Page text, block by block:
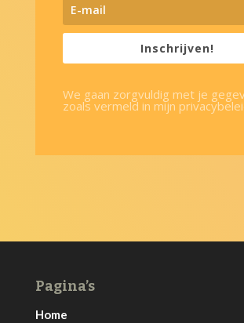
Inschrijven!
We gaan zorgvuldig met je
zoals vermeld in mijn
Pagina’s
Home